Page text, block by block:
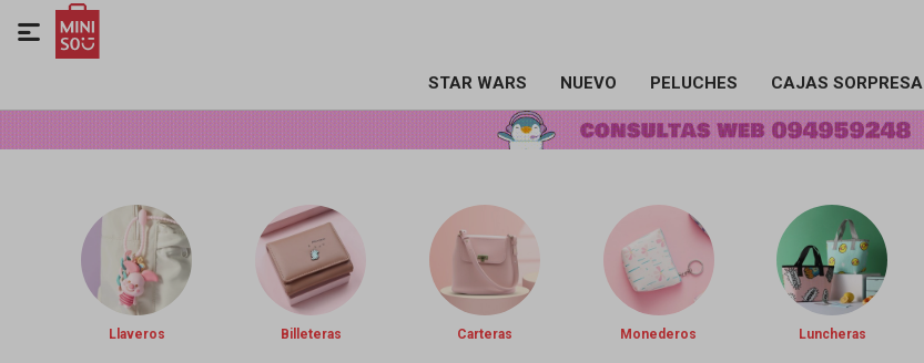
STAR WARS NUEVO PELUCHES CAJAS SORPRESA

Llaveros Billeteras Carteras Monederos Luncheras